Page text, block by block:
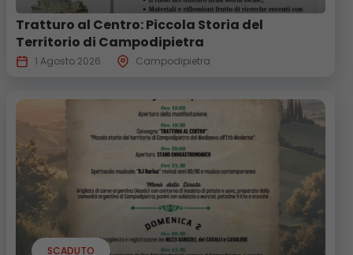
Tratturo al Centro: Piccola Storia del
Territorio di Campodipietra
1 Agosto 2026 Campodipietra
SCADUTO